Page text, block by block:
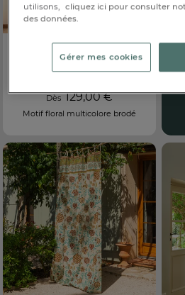
Dès 129,00 €
Motif floral multicolore brodé
utilisons, cliquez ici pour consulter
des données.
Gérer mes cookies